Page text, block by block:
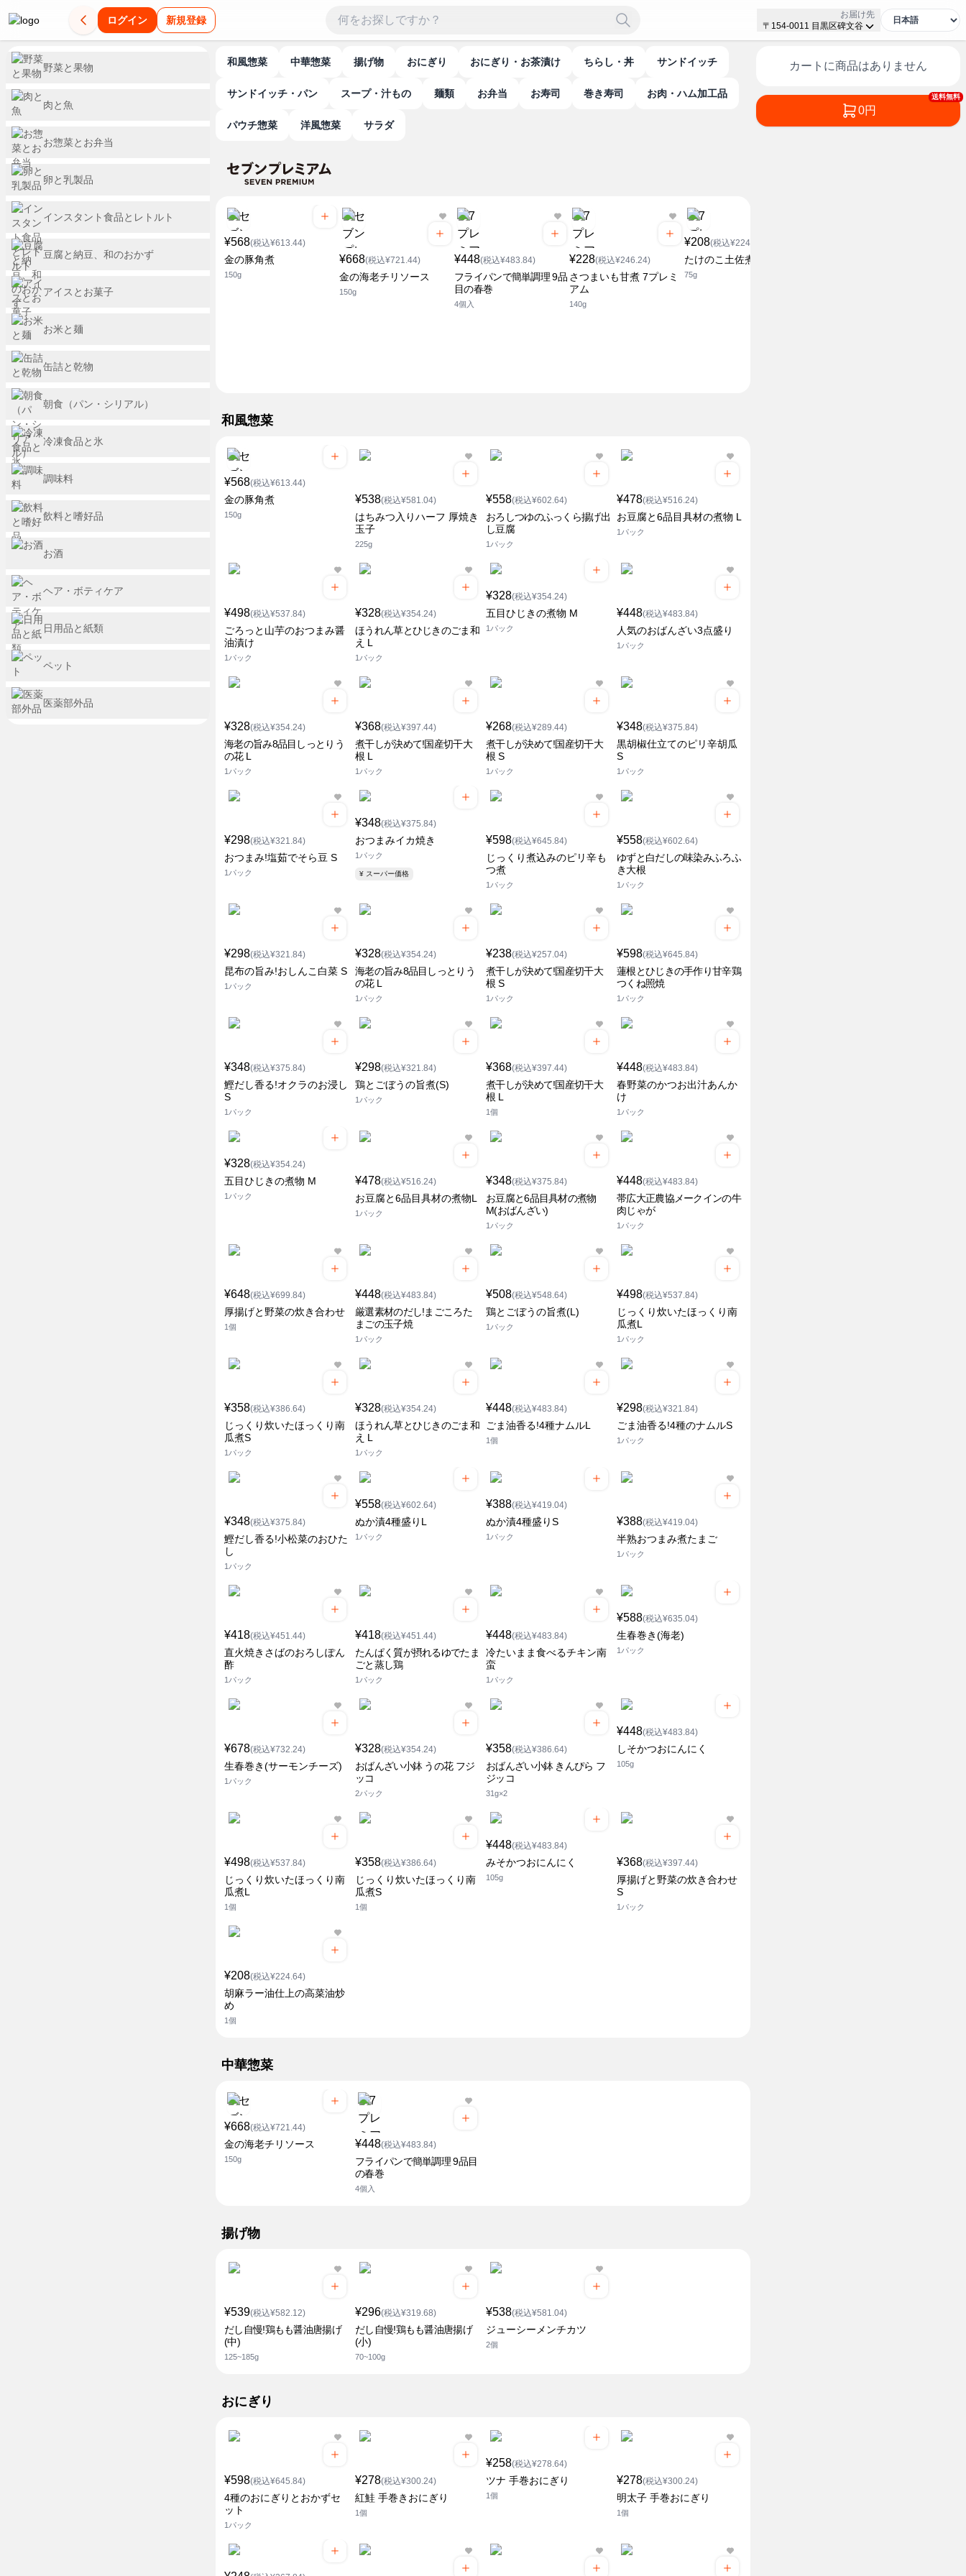
ログイン 新規登録
お届け先
〒154-0011 目黒区碑文谷
和風惣菜 中華惣菜 揚げ物 おにぎり おにぎり・お茶漬け ちらし・丼 サンドイッチ
サンドイッチ・パン スープ・汁もの 麺類 お弁当 お寿司 巻き寿司 お肉・ハム加工品
パウチ惣菜 洋風惣菜 サラダ
¥568(税込¥613.44)
金の豚角煮
150g
¥668(税込¥721.44)
金の海老チリソース
150g
¥448(税込¥483.84)
フライパンで簡単調理 9品
目の春巻
4個入
¥228(税込¥246.24)
さつまいも甘煮 7プレミ
アム
140g
¥208(税込¥224.64)
たけのこ土佐煮
75g
和風惣菜
¥568(税込¥613.44)
金の豚角煮
150g
¥538(税込¥581.04)
はちみつ入りハーフ 厚焼き
玉子
225g
¥558(税込¥602.64)
おろしつゆのふっくら揚げ出
し豆腐
1パック
¥478(税込¥516.24)
お豆腐と6品目具材の煮物 L
1パック
¥498(税込¥537.84)
ごろっと山芋のおつまみ醤
油漬け
1パック
¥328(税込¥354.24)
ほうれん草とひじきのごま和
え L
1パック
¥328(税込¥354.24)
五目ひじきの煮物 M
1パック
¥448(税込¥483.84)
人気のおばんざい3点盛り
1パック
¥328(税込¥354.24)
海老の旨み8品目しっとりう
の花 L
1パック
¥368(税込¥397.44)
煮干しが決めて!国産切干大
根 L
1パック
¥268(税込¥289.44)
煮干しが決めて!国産切干大
根 S
1パック
¥348(税込¥375.84)
黒胡椒仕立てのピリ辛胡瓜
S
1パック
¥298(税込¥321.84)
おつまみ!塩茹でそら豆 S
1パック
¥348(税込¥375.84)
おつまみイカ焼き
1パック
¥ スーパー価格
¥598(税込¥645.84)
じっくり煮込みのピリ辛も
つ煮
1パック
¥558(税込¥602.64)
ゆずと白だしの味染みふろふ
き大根
1パック
¥298(税込¥321.84)
昆布の旨み!おしんこ白菜 S
1パック
¥328(税込¥354.24)
海老の旨み8品目しっとりう
の花 L
1パック
¥238(税込¥257.04)
煮干しが決めて!国産切干大
根 S
1パック
¥598(税込¥645.84)
蓮根とひじきの手作り甘辛鶏
つくね照焼
1パック
¥348(税込¥375.84)
鰹だし香る!オクラのお浸し
S
1パック
¥298(税込¥321.84)
鶏とごぼうの旨煮(S)
1パック
¥368(税込¥397.44)
煮干しが決めて!国産切干大
根 L
1個
¥448(税込¥483.84)
春野菜のかつお出汁あんか
け
1パック
¥328(税込¥354.24)
五目ひじきの煮物 M
1パック
¥478(税込¥516.24)
お豆腐と6品目具材の煮物L
1パック
¥348(税込¥375.84)
お豆腐と6品目具材の煮物
M(おばんざい)
1パック
¥448(税込¥483.84)
帯広大正農協メークインの牛
肉じゃが
1パック
¥648(税込¥699.84)
厚揚げと野菜の炊き合わせ
1個
¥448(税込¥483.84)
厳選素材のだし!まごころた
まごの玉子焼
1パック
¥508(税込¥548.64)
鶏とごぼうの旨煮(L)
1パック
¥498(税込¥537.84)
じっくり炊いたほっくり南
瓜煮L
1パック
¥358(税込¥386.64)
じっくり炊いたほっくり南
瓜煮S
1パック
¥328(税込¥354.24)
ほうれん草とひじきのごま和
え L
1パック
¥448(税込¥483.84)
ごま油香る!4種ナムルL
1個
¥298(税込¥321.84)
ごま油香る!4種のナムルS
1パック
¥348(税込¥375.84)
鰹だし香る!小松菜のおひた
し
1パック
¥558(税込¥602.64)
ぬか漬4種盛りL
1パック
¥388(税込¥419.04)
ぬか漬4種盛りS
1パック
¥388(税込¥419.04)
半熟おつまみ煮たまご
1パック
¥418(税込¥451.44)
直火焼きさばのおろしぽん
酢
1パック
¥418(税込¥451.44)
たんぱく質が摂れるゆでたま
ごと蒸し鶏
1パック
¥448(税込¥483.84)
冷たいまま食べるチキン南
蛮
1パック
¥588(税込¥635.04)
生春巻き(海老)
1パック
¥678(税込¥732.24)
生春巻き(サーモンチーズ)
1パック
¥328(税込¥354.24)
おばんざい小鉢 うの花 フジ
ッコ
2パック
¥358(税込¥386.64)
おばんざい小鉢 きんぴら フ
ジッコ
31g×2
¥448(税込¥483.84)
しそかつおにんにく
105g
¥498(税込¥537.84)
じっくり炊いたほっくり南
瓜煮L
1個
¥358(税込¥386.64)
じっくり炊いたほっくり南
瓜煮S
1個
¥448(税込¥483.84)
みそかつおにんにく
105g
¥368(税込¥397.44)
厚揚げと野菜の炊き合わせ
S
1パック
¥208(税込¥224.64)
胡麻ラー油仕上の高菜油炒
め
1個
中華惣菜
¥668(税込¥721.44)
金の海老チリソース
150g
¥448(税込¥483.84)
フライパンで簡単調理 9品目
の春巻
4個入
揚げ物
¥539(税込¥582.12)
だし自慢!鶏もも醤油唐揚げ
(中)
125~185g
¥296(税込¥319.68)
だし自慢!鶏もも醤油唐揚げ
(小)
70~100g
¥538(税込¥581.04)
ジューシーメンチカツ
2個
おにぎり
¥598(税込¥645.84)
4種のおにぎりとおかずセ
ット
1パック
¥278(税込¥300.24)
紅鮭 手巻きおにぎり
1個
¥258(税込¥278.64)
ツナ 手巻おにぎり
1個
¥278(税込¥300.24)
明太子 手巻おにぎり
1個
カートに商品はありません
送料無料
0円
野菜と果物
肉と魚
お惣菜とお弁当
卵と乳製品
インスタント食品とレトルト
豆腐と納豆、和のおかず
アイスとお菓子
お米と麺
缶詰と乾物
朝食（パン・シリアル）
冷凍食品と氷
調味料
飲料と嗜好品
お酒
ヘア・ボティケア
日用品と紙類
ペット
医薬部外品